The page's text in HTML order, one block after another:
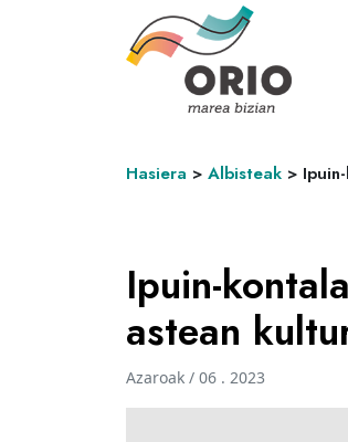
Hasiera > Albisteak >
Ipuin-
astean
Azaroak / 06 . 2023